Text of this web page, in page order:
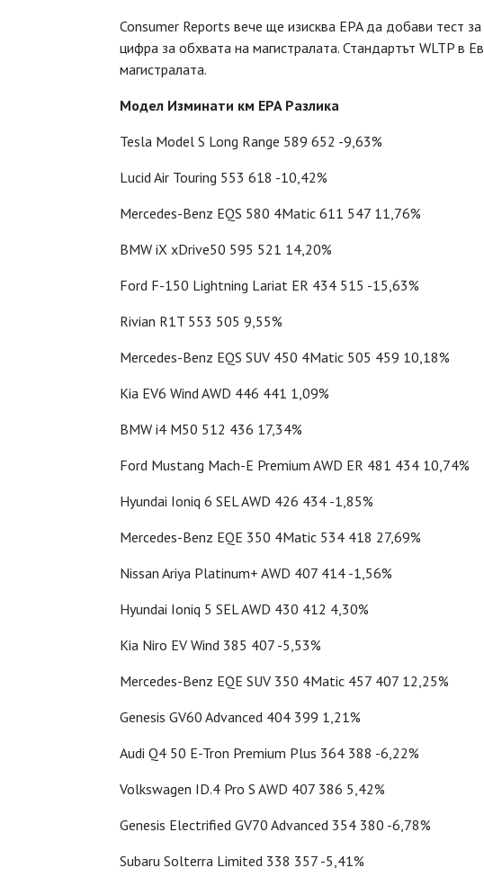
Consumer Reports вече ще изисква EPA да добави тест
цифра за обхвата на магистралата. Стандартът WLTP в
магистралата.
Модел Изминати км EPA Разлика
Tesla Model S Long Range 589 652 -9,63%
Lucid Air Touring 553 618 -10,42%
Mercedes-Benz EQS 580 4Matic 611 547 11,76%
BMW iX xDrive50 595 521 14,20%
Ford F-150 Lightning Lariat ER 434 515 -15,63%
Rivian R1T 553 505 9,55%
Mercedes-Benz EQS SUV 450 4Matic 505 459 10,18%
Kia EV6 Wind AWD 446 441 1,09%
BMW i4 M50 512 436 17,34%
Ford Mustang Mach-E Premium AWD ER 481 434 10,74%
Hyundai Ioniq 6 SEL AWD 426 434 -1,85%
Mercedes-Benz EQE 350 4Matic 534 418 27,69%
Nissan Ariya Platinum+ AWD 407 414 -1,56%
Hyundai Ioniq 5 SEL AWD 430 412 4,30%
Kia Niro EV Wind 385 407 -5,53%
Mercedes-Benz EQE SUV 350 4Matic 457 407 12,25%
Genesis GV60 Advanced 404 399 1,21%
Audi Q4 50 E-Tron Premium Plus 364 388 -6,22%
Volkswagen ID.4 Pro S AWD 407 386 5,42%
Genesis Electrified GV70 Advanced 354 380 -6,78%
Subaru Solterra Limited 338 357 -5,41%